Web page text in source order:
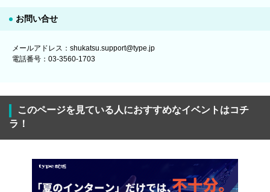
お問い合せ
メールアドレス：shukatsu.support@type.jp
電話番号：03-3560-1703
このページを見ている人におすすめなイベントはコチ
ラ！